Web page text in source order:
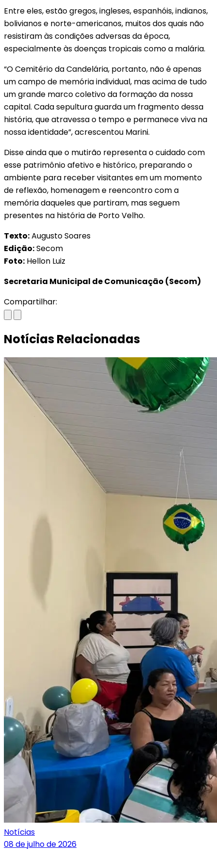
Entre eles, estão gregos, ingleses, espanhóis, indianos,
bolivianos e norte-americanos, muitos dos quais não
resistiram às condições adversas da época,
especialmente às doenças tropicais como a malária.
“O Cemitério da Candelária, portanto, não é apenas
um campo de memória individual, mas acima de tudo
um grande marco coletivo da formação da nossa
capital. Cada sepultura guarda um fragmento dessa
história, que atravessa o tempo e permanece viva na
nossa identidade”, acrescentou Marini.
Disse ainda que o mutirão representa o cuidado com
esse patrimônio afetivo e histórico, preparando o
ambiente para receber visitantes em um momento
de reflexão, homenagem e reencontro com a
memória daqueles que partiram, mas seguem
presentes na história de Porto Velho.
Texto:Augusto Soares
Edição:Secom
Foto: Hellon Luiz
Secretaria Municipal de Comunicação (Secom)
Compartilhar:
Notícias Relacionadas
Notícias
08 de julho de 2026